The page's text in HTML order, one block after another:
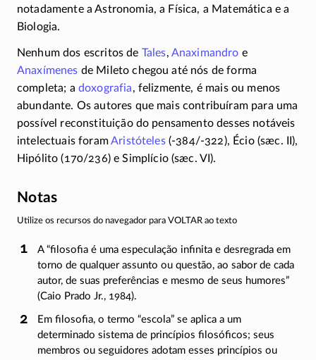
notadamente a Astronomia, a Física, a Matemática e a
Biologia.
Nenhum dos escritos de Tales, Anaximandro e
Anaxímenes de Mileto chegou até nós de forma
completa; a doxografia, felizmente, é mais ou menos
abundante. Os autores que mais contribuíram para uma
possível reconstituição do pensamento desses notáveis
intelectuais foramAristóteles (-384/-322), Écio (sæc. II),
Hipólito(170/236)e Simplício (sæc. VI).
Notas
Utilize os recursos do navegador para VOLTAR ao texto
A “filosofia é uma especulação infinita e desregrada em
torno de qualquer assunto ou questão, ao sabor de cada
autor, de suas preferências e mesmo de seus humores”
(Caio Prado Jr., 1984).
Em filosofia, o termo “escola” se aplica a um
determinado sistema de princípios filosóficos; seus
membros ou seguidores adotam esses princípios ou